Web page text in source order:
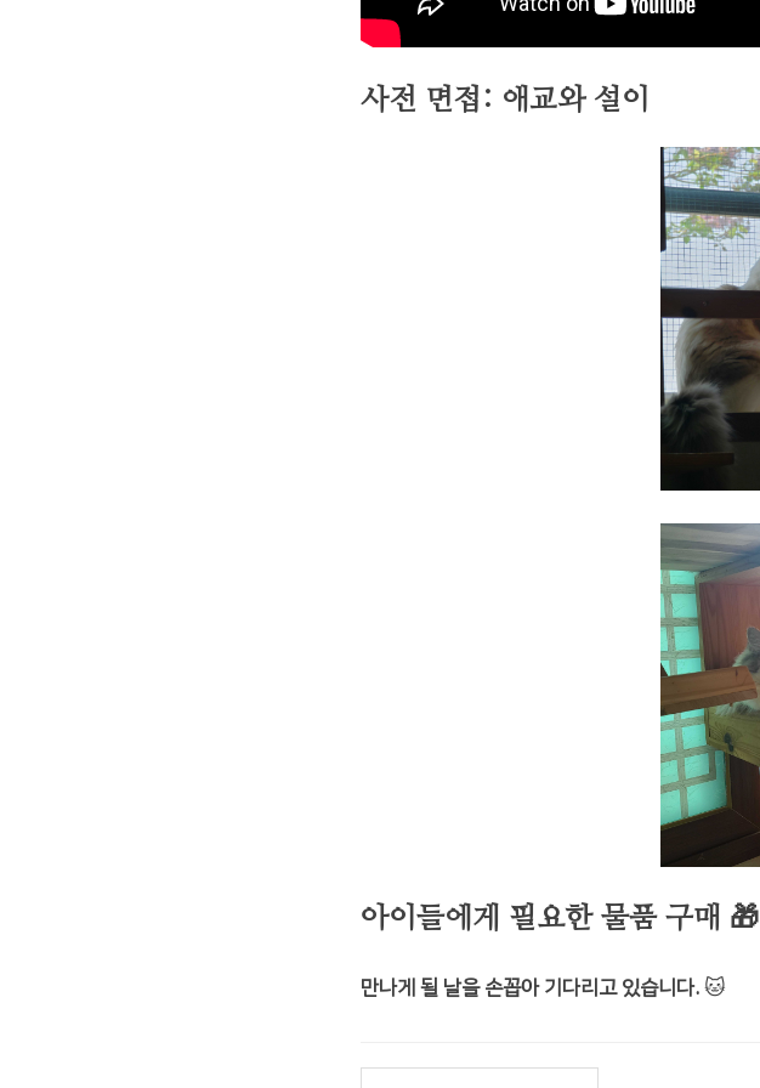
사전 면접: 애교와 설이
아이들에게 필요한 물품 구매 🎁
만나게 될 날을 손꼽아 기다리고 있습니다.🐱